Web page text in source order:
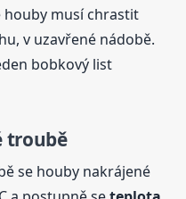
houby musí chrastit
v uzavřené nádobě.
bobkový list
troubě
se houby nakrájené